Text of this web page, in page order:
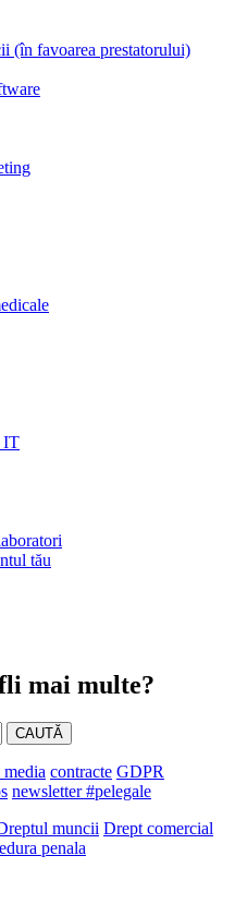
(în favoarea prestatorului)
IT
tău
mai multe?
CAUTĂ
contracte GDPR
newsletter #pelegale
muncii Drept comercial
penala